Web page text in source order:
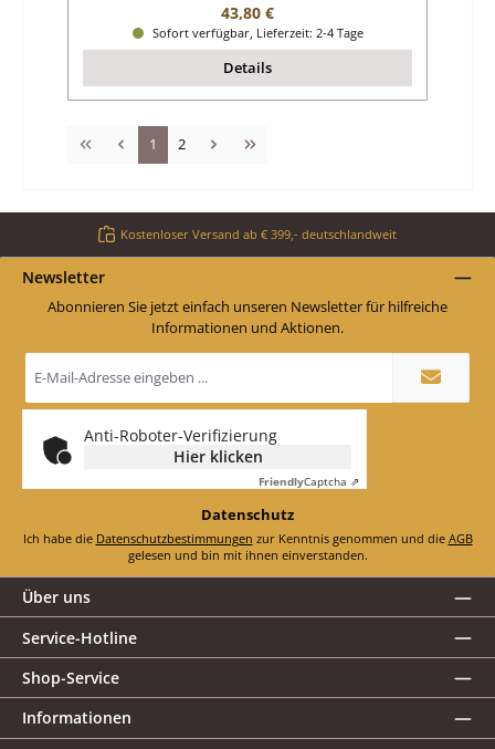
Regulärer Preis:
43,80 €
Sofort verfügbar, Lieferzeit: 2-4 Tage
Details
Seite
1 Seite
2
Kostenloser Versand ab € 399,- deutschlandweit
Newsletter
Abonnieren Sie jetzt einfach unseren Newsletter für hilfreiche
Informationen und Aktionen.
Mail-
*
Anti-Roboter-Verifizierung
Hier klicken
FriendlyCaptcha ⇗
Datenschutz
Ich habe die Datenschutzbestimmungen zur Kenntnis genommen und die AGB
gelesen und bin mit ihnen einverstanden.
Über uns
Service-Hotline
Shop-Service
Informationen